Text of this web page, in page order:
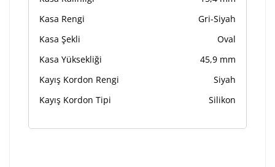
Kasa Rengi
Gri-Siyah
Kasa Şekli
Oval
Kasa Yüksekliği
45,9 mm
Kayış Kordon Rengi
Siyah
Kayış Kordon Tipi
Silikon